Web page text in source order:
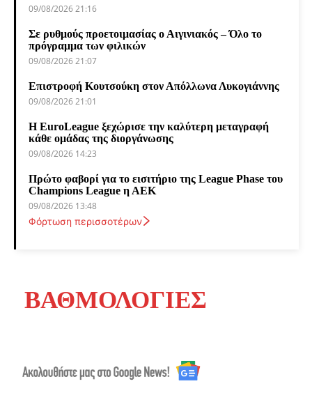
09/08/2026 21:16
Σε ρυθμούς προετοιμασίας ο Αιγινιακός – Όλο το
πρόγραμμα των φιλικών
09/08/2026 21:07
Επιστροφή Κουτσούκη στον Απόλλωνα Λυκογιάννης
09/08/2026 21:01
Η EuroLeague ξεχώρισε την καλύτερη μεταγραφή
κάθε ομάδας της διοργάνωσης
09/08/2026 14:23
Πρώτο φαβορί για το εισιτήριο της League Phase του
Champions League η ΑΕΚ
09/08/2026 13:48
Φόρτωση περισσοτέρων
ΒΑΘΜΟΛΟΓΙΕΣ